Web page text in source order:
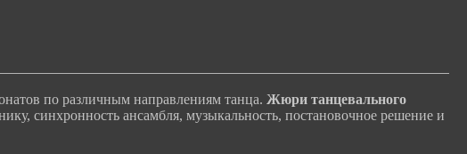
по различным направлениям танца. Жюри танцевального
синхронность ансамбля, музыкальность, постановочное решение и